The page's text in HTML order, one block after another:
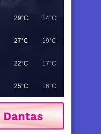
29°C 14°C
27°C 19°C
22°C 17°C
25°C 16°C